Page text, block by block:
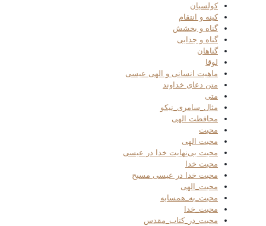
کولسیان
کینه و انتقام
گناه و بخشش
گناه و جدایی
گناهان
لوقا
ماهیت انسانی و الهی عیسی
متن دعای خداوند
متی
مثال_سامری_نیکو
محافظت الهی
محبت
محبت الهی
محبت بی‌نهایت خدا در عیسی
محبت خدا
محبت خدا در عیسی مسیح
محبت_الهی
محبت_به_همسایه
محبت_خدا
محبت_در_کتاب_مقدس